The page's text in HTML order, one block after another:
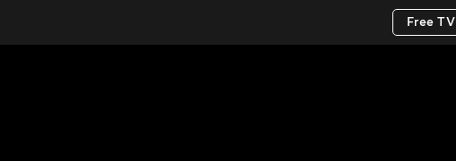
Free TV